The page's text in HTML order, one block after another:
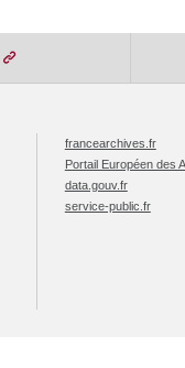
francearchives.fr
Portail Européen des
data.gouv.fr
service-public.fr